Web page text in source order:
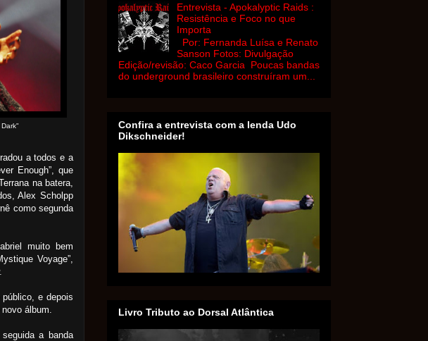
a todos e a
Enough”, que
na batera,
Alex Scholpp
como segunda
muito bem
Voyage”,
e depois
álbum.
a banda
Entrevista - Apokalyptic Raids :
Resistência e Foco no que
Importa
Por: Fernanda Luísa e Renato
Sanson Fotos: Divulgação
Edição/revisão: Caco Garcia Poucas bandas
do underground brasileiro construíram um...
Confira a entrevista com a lenda Udo
Dikschneider!
Livro Tributo ao Dorsal Atlântica